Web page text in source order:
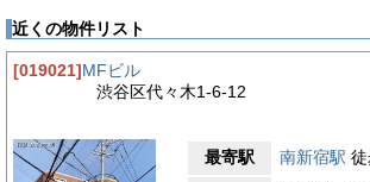
エレベーターが2基設置され、駐車場と光フ
ています。機械警備と有人警備の併用で警備
室内は個別空調とOAフロアを備え、執務環境
いがなされています。トイレは室外に男女別
ャレでデザイン性の高い外観は、フロンティ
力です。
近くの物件リスト
[019021]MFビル
渋谷区代々木1-6-12
最寄駅 南新宿駅